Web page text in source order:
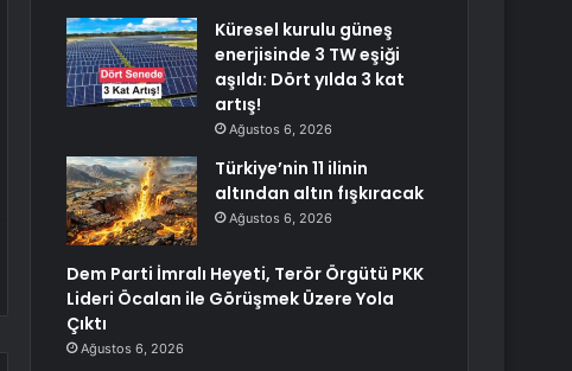
Küresel kurulu güneş
enerjisinde 3 TW eşiği
aşıldı: Dört yılda 3 kat
artış!
Ağustos 6, 2026
Türkiye’nin 11 ilinin
altından altın fışkıracak
Ağustos 6, 2026
Dem Parti İmralı Heyeti, Terör Örgütü PKK
Lideri Öcalan ile Görüşmek Üzere Yola
Çıktı
Ağustos 6, 2026